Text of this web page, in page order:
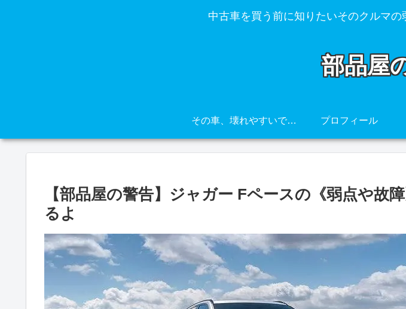
中古車を買う前に知りたいそのクルマの
部品屋
その車、壊れやすいですよ・・・ プロフィール
【部品屋の警告】ジャガー Fペースの《弱点や故
るよ